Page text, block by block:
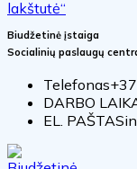
Biudžetinė įstaiga
Socialinių paslaugų
Telefonas
DARBO
EL. PAŠTAS